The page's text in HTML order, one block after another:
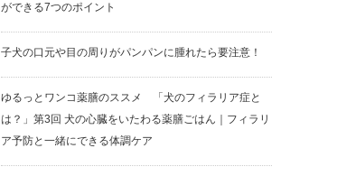
ができる7つのポイント
子犬の口元や目の周りがパンパンに腫れたら要注意！
ゆるっとワンコ薬膳のススメ 「犬のフィラリア症と
は？」第3回 犬の心臓をいたわる薬膳ごはん｜フィラリ
ア予防と一緒にできる体調ケア